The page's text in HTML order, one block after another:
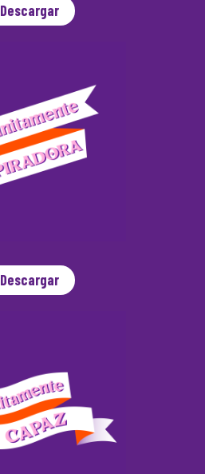
Descargar
Descargar